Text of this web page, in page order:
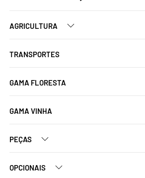
AGRICULTURA
TRANSPORTES
GAMA FLORESTA
GAMA VINHA
PEÇAS
OPCIONAIS